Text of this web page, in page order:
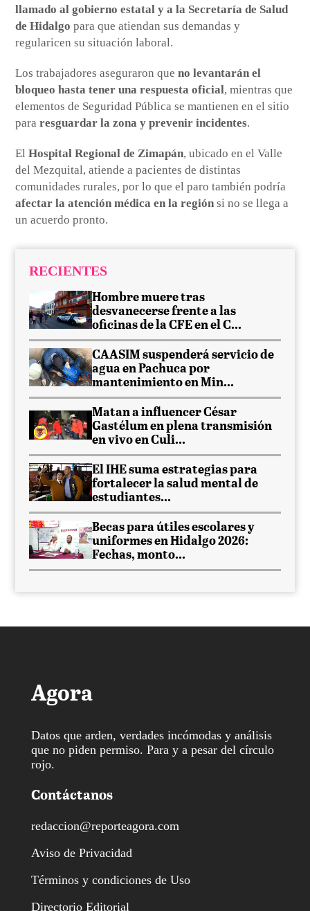
llamado al gobierno estatal y a la Secretaría de Salud
de Hidalgo para que atiendan sus demandas y
regularicen su situación laboral.
Los trabajadores aseguraron queno levantarán el
bloqueo hasta tener una respuesta oficial, mientras que
elementos de Seguridad Pública se mantienen en el sitio
pararesguardar la zona y prevenir incidentes.
ElHospital Regional de Zimapán, ubicado en el Valle
del Mezquital, atiende a pacientes de distintas
comunidades rurales, por lo que el paro también podría
afectar la atención médica en la región si no se llega a
un acuerdo pronto.
RECIENTES
Hombre muere tras
desvanecerse frente a las
oficinas de la CFE en el C...
CAASIM suspenderá servicio de
agua en Pachuca por
mantenimiento en Min...
Matan a influencer César
Gastélum en plena transmisión
en vivo en Culi...
El IHE suma estrategias para
fortalecer la salud mental de
estudiantes...
Becas para útiles escolares y
uniformes en Hidalgo 2026:
Fechas, monto...
Agora
Datos que arden, verdades incómodas y análisis
que no piden permiso. Para y a pesar del círculo
rojo.
Contáctanos
redaccion@reporteagora.com
Aviso de Privacidad
Términos y condiciones de Uso
Directorio Editorial